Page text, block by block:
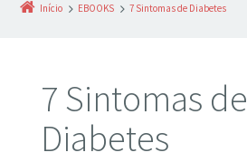
Início EBOOKS 7 Sintomas de Diabetes
7 Sintomas de
Diabetes